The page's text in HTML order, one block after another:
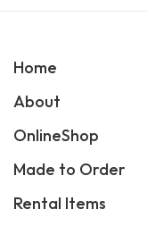
Home
About
OnlineShop
Made to Order
Rental Items